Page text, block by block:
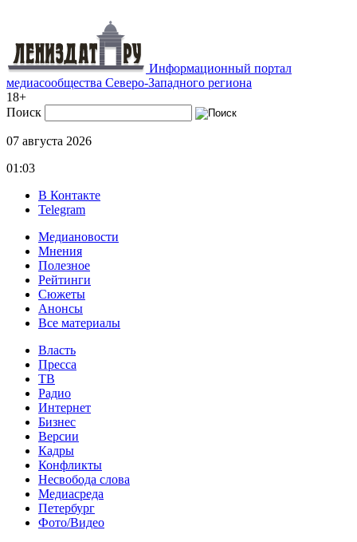
Информационный портал
медиасообщества Северо-Западного региона
18+
Поиск
07 августа 2026
01:03
В Контакте
Telegram
Медиановости
Мнения
Полезное
Рейтинги
Сюжеты
Анонсы
Все материалы
Власть
Пресса
ТВ
Радио
Интернет
Бизнес
Версии
Кадры
Конфликты
Несвобода слова
Медиасреда
Петербург
Фото/Видео